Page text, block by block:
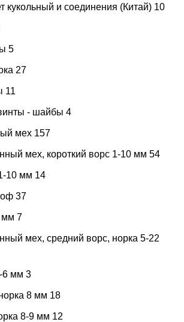
кукольный и соединения (Китай) 10
5
27
11
- шайбы 4
мех 157
мех, короткий ворс 1-10 мм 54
10 мм 14
37
мм 7
мех, средний ворс, норка 5-22
6 мм 3
8 мм 18
8-9 мм 12